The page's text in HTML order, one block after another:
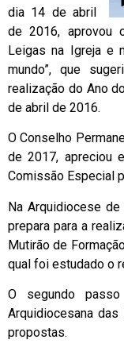
dia 14 de abril
de 2016, aprovou
Leigas na Igreja e
mundo”, que
realização do Ano
de abril de 2016.
O Conselho
de 2017, apreciou
Comissão Especial
Na Arquidiocese
prepara para a
Mutirão de
qual foi estudado o
O segundo
Arquidiocesana
propostas.